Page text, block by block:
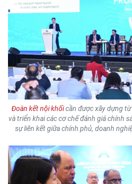
Đoàn kết nội khốicần được xây dựng
và triển khai các cơ chế đánh giá chính
sự liên kết giữa chính phủ, doanh